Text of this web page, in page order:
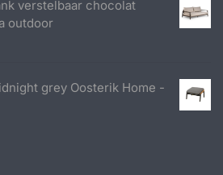
verstelbaar chocolat
outdoor
grey Oosterik Home -